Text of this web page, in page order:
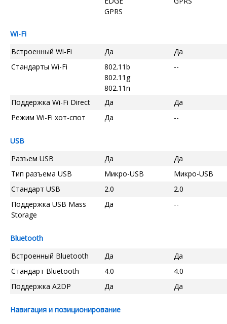
GPRS
Wi-Fi
Встроенный Wi-Fi
Да
Да
Стандарты Wi-Fi
802.11b
802.11g
802.11n
--
Поддержка Wi-Fi Direct Да
Да
Режим Wi-Fi хот-спот
Да --
USB
Разъем USB
Да
Да
Тип разъема USB
Микро-USB
Микро-USB
Стандарт USB
2.0
2.0
Поддержка USB Mass
Storage
Да --
Bluetooth
Встроенный Bluetooth
Да
Да
Стандарт Bluetooth
4.0
4.0
Поддержка A2DP
Да Да
Навигация и позиционирование